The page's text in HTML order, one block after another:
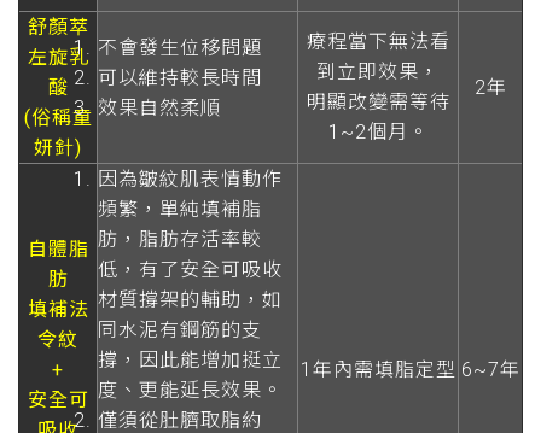
舒顏萃
左旋乳
酸
(俗稱童
妍針)
不會發生位移問題
可以維持較長時間
效果自然柔順
療程當下無法看
到立即效果，
明顯改變需等待
1~2個月。
2年
自體脂
肪
填補法
令紋
+
安全可
因為皺紋肌表情動作
頻繁，單純填補脂
肪，脂肪存活率較
低，有了安全可吸收
材質撐架的輔助，如
同水泥有鋼筋的支
撐，因此能增加挺立
度、更能延長效果。
僅須從肚臍取脂約
1年內需填脂定型 6~7年